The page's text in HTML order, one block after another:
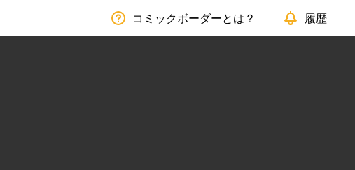
コミックボーダーとは？ 履歴